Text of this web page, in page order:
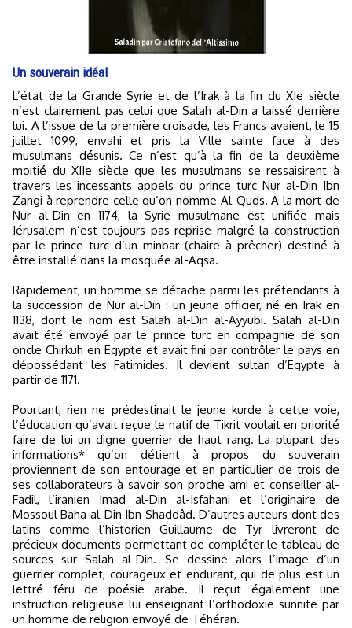
Un souverain idéal
L’état de la Grande Syrie et de l’Irak à la fin du XIe siècle
n’est clairement pas celui que Salah al-Din a laissé derrière
lui. A l’issue de la première croisade, les Francs avaient, le 15
juillet 1099, envahi et pris la Ville sainte face à des
musulmans désunis. Ce n’est qu’à la fin de la deuxième
moitié du XIIe siècle que les musulmans se ressaisirent à
travers les incessants appels du prince turc Nur al-Din Ibn
Zangi à reprendre celle qu’on nomme Al-Quds. A la mort de
Nur al-Din en 1174, la Syrie musulmane est unifiée mais
Jérusalem n’est toujours pas reprise malgré la construction
par le prince turc d’un minbar (chaire à prêcher) destiné à
être installé dans la mosquée al-Aqsa.
Rapidement, un homme se détache parmi les prétendants à
la succession de Nur al-Din : un jeune officier, né en Irak en
1138, dont le nom est Salah al-Din al-Ayyubi. Salah al-Din
avait été envoyé par le prince turc en compagnie de son
oncle Chirkuh en Egypte et avait fini par contrôler le pays en
dépossédant les Fatimides. Il devient sultan d’Egypte à
partir de 1171.
Pourtant, rien ne prédestinait le jeune kurde à cette voie,
l’éducation qu’avait reçue le natif de Tikrit voulait en priorité
faire de lui un digne guerrier de haut rang. La plupart des
informations* qu’on détient à propos du souverain
proviennent de son entourage et en particulier de trois de
ses collaborateurs à savoir son proche ami et conseiller al-
Fadil, l’iranien Imad al-Din al-Isfahani et l’originaire de
Mossoul Baha al-Din Ibn Shaddâd. D’autres auteurs dont des
latins comme l’historien Guillaume de Tyr livreront de
précieux documents permettant de compléter le tableau de
sources sur Salah al-Din. Se dessine alors l’image d’un
guerrier complet, courageux et endurant, qui de plus est un
lettré féru de poésie arabe. Il reçut également une
instruction religieuse lui enseignant l’orthodoxie sunnite par
un homme de religion envoyé de Téhéran.